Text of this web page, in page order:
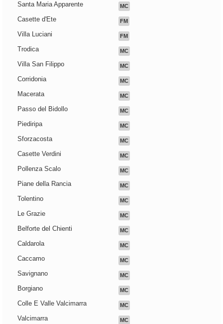
Santa Maria Apparente MC
Casette d'Ete FM
Villa Luciani FM
Trodica MC
Villa San Filippo MC
Corridonia MC
Macerata MC
Passo del Bidollo MC
Piediripa MC
Sforzacosta MC
Casette Verdini MC
Pollenza Scalo MC
Piane della Rancia MC
Tolentino MC
Le Grazie MC
Belforte del Chienti MC
Caldarola MC
Caccamo MC
Savignano MC
Borgiano MC
Colle E Valle Valcimarra MC
Valcimarra MC